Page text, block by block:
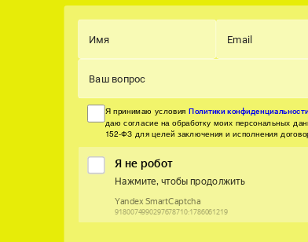
Имя Email
Ваш вопрос
Я принимаю условияПолитики
даю согласие на обработку моих персональных
152-ФЗ для целей заключения и исполнения